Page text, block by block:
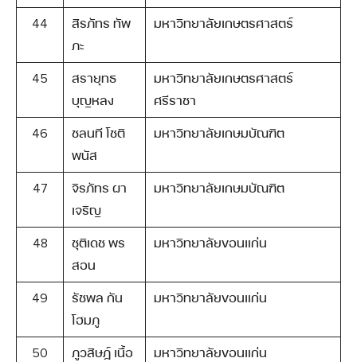
44
สิรภัทร ทัพ
ภะ
มหาวิทยาลัยเกษตรศาสตร์
45
สรายุทธ
บุญหลง
มหาวิทยาลัยเกษตรศาสตร์
ศรีราชา
46
ชลนที โชติ
พนัส
มหาวิทยาลัยเกษมบัณฑิต
47
จิรภัทร ผา
เจริญ
มหาวิทยาลัยเกษมบัณฑิต
48
ชุติเดช พร
สอน
มหาวิทยาลัยขอนแก่น
49
รัชพล กัน
โฮมภู
มหาวิทยาลัยขอนแก่น
50
ภูวสิษฏ์ เนื้อ
มหาวิทยาลัยขอนแก่น